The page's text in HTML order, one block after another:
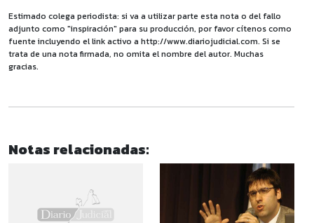
Estimado colega periodista: si va a utilizar parte esta nota o del fallo
adjunto como "inspiración" para su producción, por favor cítenos como
fuente incluyendo el link activo a http://www.diariojudicial.com. Si se
trata de una nota firmada, no omita el nombre del autor. Muchas
gracias.
Notas relacionadas: